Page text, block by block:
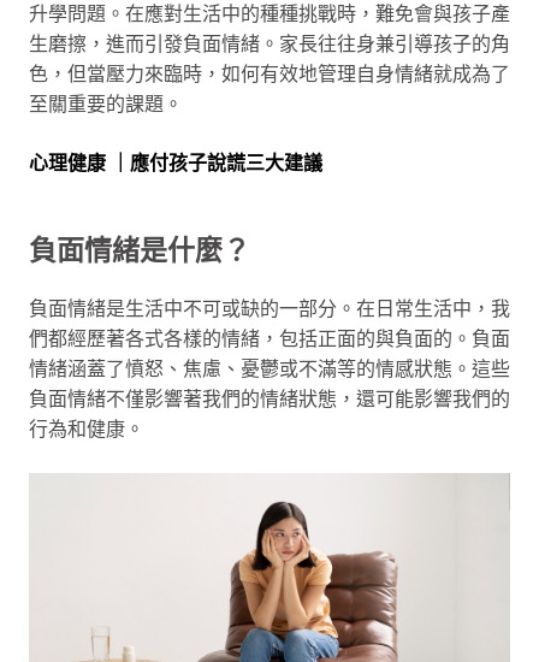
升學問題。在應對生活中的種種挑戰時，難免會與孩子產
生磨擦，進而引發負面情緒。家長往往身兼引導孩子的角
色，但當壓力來臨時，如何有效地管理自身情緒就成為了
至關重要的課題。
心理健康 ｜應付孩子說謊三大建議
負面情緒是什麼？
負面情緒是生活中不可或缺的一部分。在日常生活中，我
們都經歷著各式各樣的情緒，包括正面的與負面的。負面
情緒涵蓋了憤怒、焦慮、憂鬱或不滿等的情感狀態。這些
負面情緒不僅影響著我們的情緒狀態，還可能影響我們的
行為和健康。